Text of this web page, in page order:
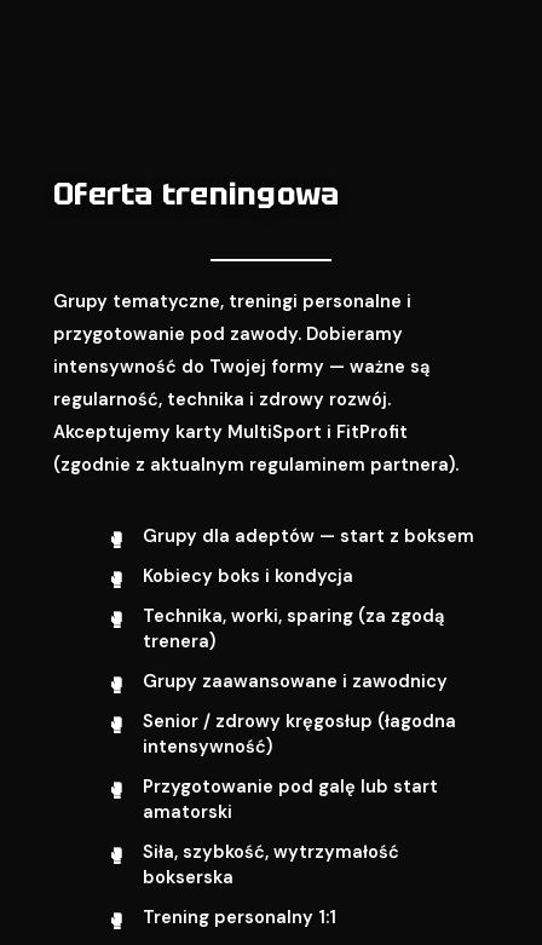
Oferta treningowa
Grupy tematyczne, treningi personalne i
przygotowanie pod zawody. Dobieramy
intensywność do Twojej formy — ważne są
regularność, technika i zdrowy rozwój.
Akceptujemy karty MultiSport i FitProfit
(zgodnie z aktualnym regulaminem partnera).
Grupy dla adeptów — start z boksem
Kobiecy boks i kondycja
Technika, worki, sparing (za zgodą
trenera)
Grupy zaawansowane i zawodnicy
Senior / zdrowy kręgosłup (łagodna
intensywność)
Przygotowanie pod galę lub start
amatorski
Siła, szybkość, wytrzymałość
bokserska
Trening personalny 1:1